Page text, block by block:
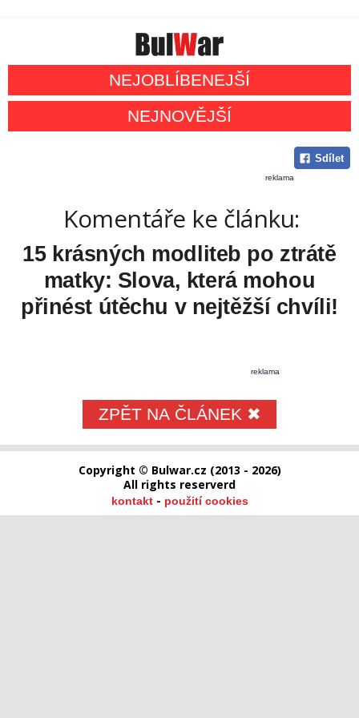
NEJOBLÍBENEJŠÍ
NEJNOVĚJŠÍ
Sdílet
reklama
Komentáře ke článku:
15 krásných modliteb po ztrátě
matky: Slova, která mohou
přinést útěchu v nejtěžší chvíli!
reklama
ZPĚT NA ČLÁNEK ✖
Copyright © Bulwar.cz (2013 - 2026)
All rights reserverd
kontakt- použití cookies